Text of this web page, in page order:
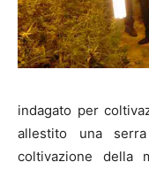
indagato per
allestito una
coltivazione della